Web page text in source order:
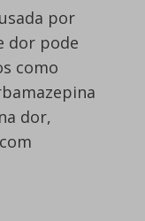
por
dor pode
como
dor,